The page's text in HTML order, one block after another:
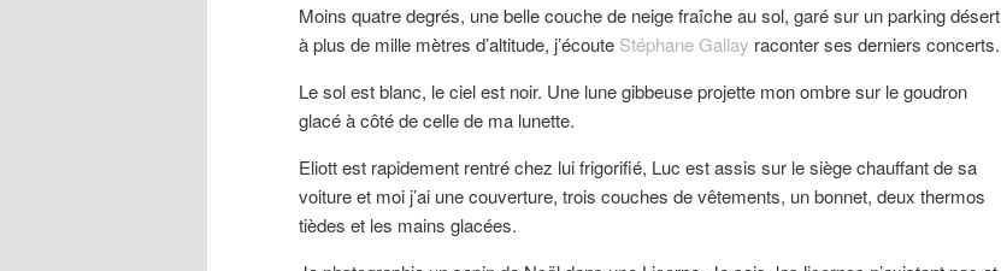
Moins quatre degrés, une belle couche de neige fraîche au sol, garé sur un parking désert
à plus de mille mètres d’altitude, j’écoute Stéphane Gallay raconter ses derniers concerts.
Le sol est blanc, le ciel est noir. Une lune gibbeuse projette mon ombre sur le goudron
glacé à côté de celle de ma lunette.
Eliott est rapidement rentré chez lui frigorifié, Luc est assis sur le siège chauffant de sa
voiture et moi j’ai une couverture, trois couches de vêtements, un bonnet, deux thermos
tièdes et les mains glacées.